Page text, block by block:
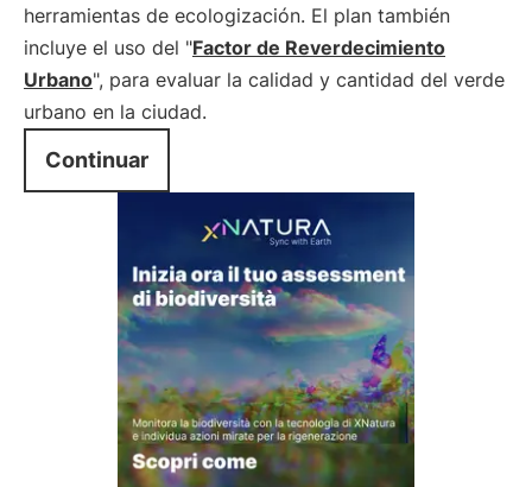
herramientas de ecologización. El plan también
incluye el uso del "Factor de Reverdecimiento
Urbano", para evaluar la calidad y cantidad del verde
urbano en la ciudad.
Continuar